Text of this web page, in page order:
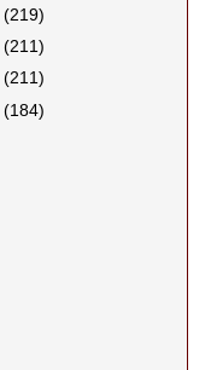
(219)
(211)
(211)
(184)